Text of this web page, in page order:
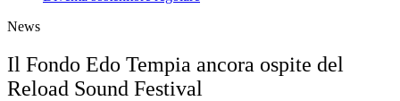
News
Il Fondo Edo Tempia ancora ospite del
Reload Sound Festival